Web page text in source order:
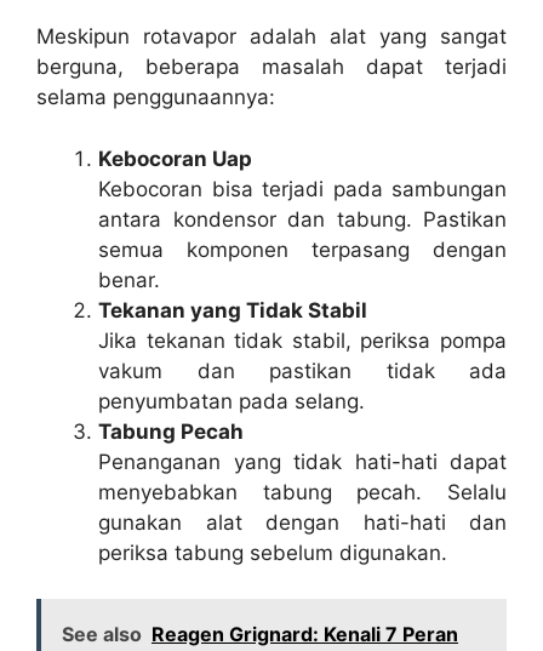
Meskipun rotavapor adalah alat yang sangat
berguna, beberapa masalah dapat terjadi
selama penggunaannya:
Kebocoran Uap
Kebocoran bisa terjadi pada sambungan
antara kondensor dan tabung. Pastikan
semua komponen terpasang dengan
benar.
Tekanan yang Tidak Stabil
Jika tekanan tidak stabil, periksa pompa
vakum dan pastikan tidak ada
penyumbatan pada selang.
Tabung Pecah
Penanganan yang tidak hati-hati dapat
menyebabkan tabung pecah. Selalu
gunakan alat dengan hati-hati dan
periksa tabung sebelum digunakan.
See also Reagen Grignard: Kenali 7 Peran